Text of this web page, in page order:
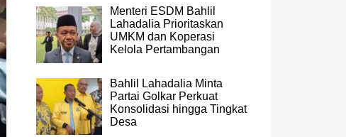
Menteri ESDM Bahlil
Lahadalia Prioritaskan
UMKM dan Koperasi
Kelola Pertambangan
Bahlil Lahadalia Minta
Partai Golkar Perkuat
Konsolidasi hingga Tingkat
Desa